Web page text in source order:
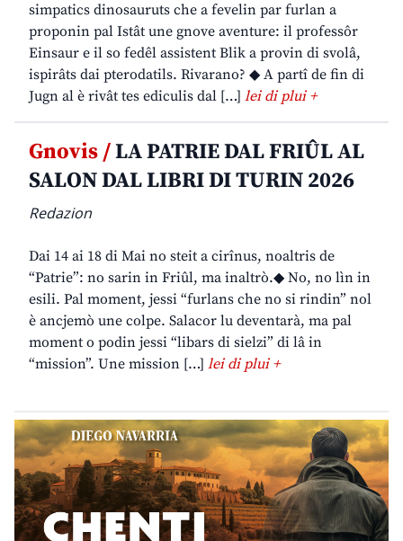
simpatics dinosauruts che a fevelin par furlan a
proponin pal Istât une gnove aventure: il professôr
Einsaur e il so fedêl assistent Blik a provin di svolâ,
ispirâts dai pterodatils. Rivarano? ◆ A partî de fin di
Jugn al è rivât tes ediculis dal […] lei di plui +
Gnovis /LA PATRIE DAL FRIÛL AL
SALON DAL LIBRI DI TURIN 2026
Redazion
Dai 14 ai 18 di Mai no steit a cirînus, noaltris de
“Patrie”: no sarin in Friûl, ma inaltrò.◆ No, no lìn in
esili. Pal moment, jessi “furlans che no si rindin” nol
è ancjemò une colpe. Salacor lu deventarà, ma pal
moment o podin jessi “libars di sielzi” di lâ in
“mission”. Une mission […] lei di plui +